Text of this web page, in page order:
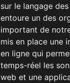
sur le langage
entoure un des
important de
mis en place une
en ligne qui
temps-réel les
web et une